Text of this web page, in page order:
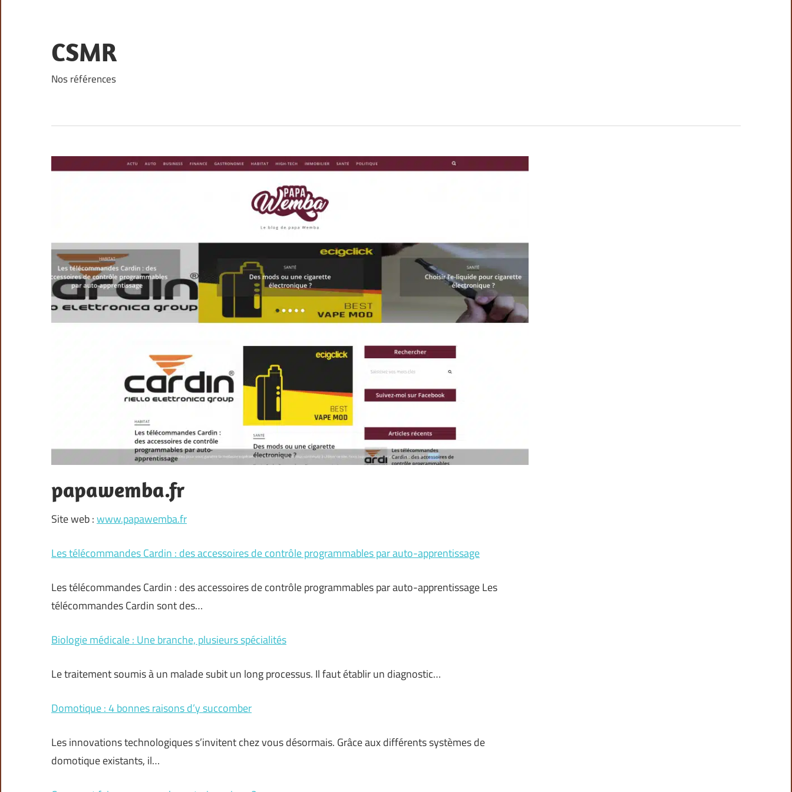
content
CSMR
Nos références
papawemba.fr
Site web :www.papawemba.fr
Les télécommandes Cardin : des accessoires de contrôle programmables par auto-apprentissage
Les télécommandes Cardin : des accessoires de contrôle programmables par auto-apprentissage Les
télécommandes Cardin sont des…
Biologie médicale : Une branche, plusieurs spécialités
Le traitement soumis à un malade subit un long processus. Il faut établir un diagnostic…
Domotique : 4 bonnes raisons d’y succomber
Les innovations technologiques s’invitent chez vous désormais. Grâce aux différents systèmes de
domotique existants, il…